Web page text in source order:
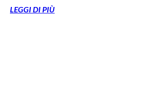
LEGGI DI PIÙ